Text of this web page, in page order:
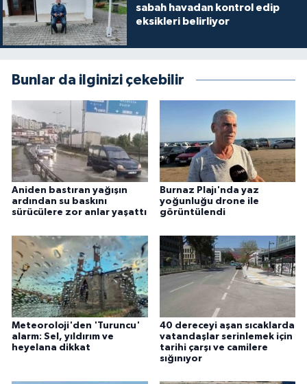
sabah havadan kontrol edip
eksikleri belirliyor
Bunlar da ilginizi çekebilir
Aniden bastıran yağışın
ardından su baskını
sürücülere zor anlar yaşattı
Burnaz Plajı'nda yaz
yoğunluğu drone ile
görüntülendi
Meteoroloji'den 'Turuncu'
alarm: Sel, yıldırım ve
heyelana dikkat
40 dereceyi aşan sıcaklarda
vatandaşlar serinlemek için
tarihi çarşı ve camilere
sığınıyor